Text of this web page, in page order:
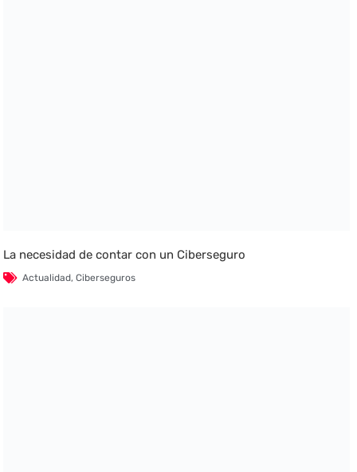
La necesidad de contar con un Ciberseguro
Actualidad,Ciberseguros